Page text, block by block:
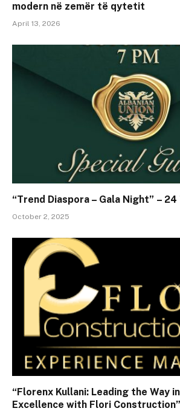
modern në zemër të qytetit
April 13, 2026
“Trend Diaspora – Gala Night” –
October 2, 2025
“Florenx Kullani: Leading the Way
Excellence with Flori Construction”